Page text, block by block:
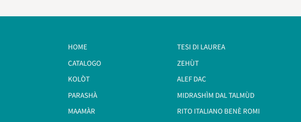
HOME
CATALOGO
KOLÒT
PARASHÀ
MAAMÀR
TESI DI LAUREA
ZEHÙT
ALEF DAC
MIDRASHÌM DAL TALMÙD
RITO ITALIANO BENÈ ROMI​